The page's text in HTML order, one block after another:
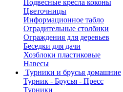
Подвесные кресла коконы
Цветочницы
Информационное табло
Оградительные столбики
Ограждения для деревьев
Беседки для дачи
Хозблоки пластиковые
Навесы
Турники и брусья домашние
Турник - Брусья - Пресс
Турники